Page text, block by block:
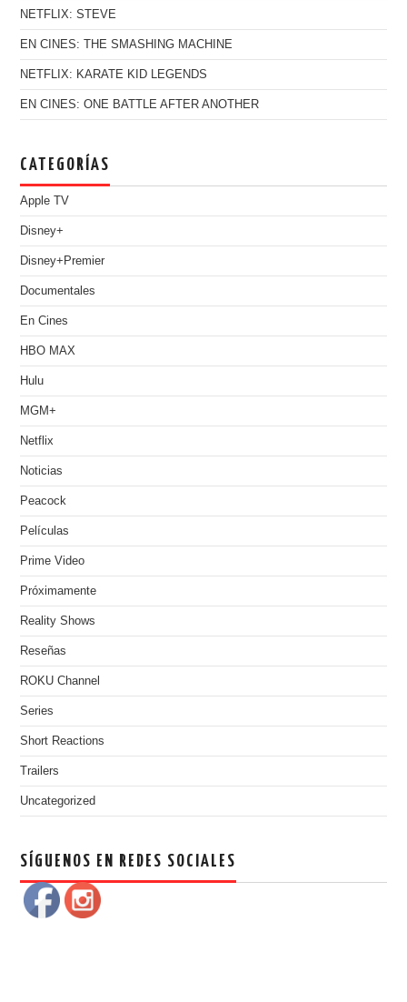
NETFLIX: STEVE
EN CINES: THE SMASHING MACHINE
NETFLIX: KARATE KID LEGENDS
EN CINES: ONE BATTLE AFTER ANOTHER
CATEGORÍAS
Apple TV
Disney+
Disney+Premier
Documentales
En Cines
HBO MAX
Hulu
MGM+
Netflix
Noticias
Peacock
Películas
Prime Video
Próximamente
Reality Shows
Reseñas
ROKU Channel
Series
Short Reactions
Trailers
Uncategorized
SÍGUENOS EN REDES SOCIALES